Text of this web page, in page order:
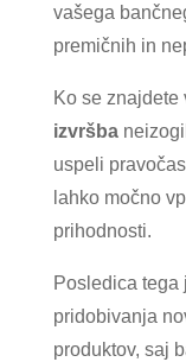
vašega
premičnih in
Ko se
izvršba
uspeli
lahko močno
prihodnosti.
Posledica tega
pridobivanja
produktov, saj